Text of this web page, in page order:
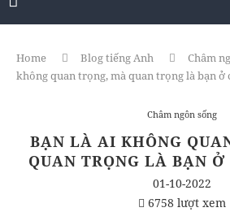
Home Blog tiếng Anh Châm
không quan trọng, mà quan trọng là bạn ở
Châm ngôn sống
BẠN LÀ AI KHÔNG
QUAN TRỌNG LÀ BẠN
01-10-2022
6758 lượt xem